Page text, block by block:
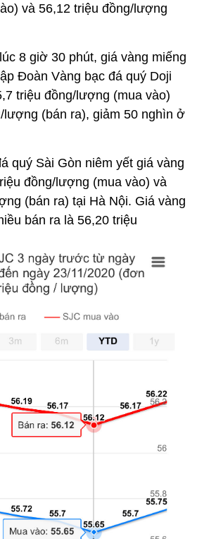
và 56,12 triệu đồng/lượng
8 giờ 30 phút, giá vàng miếng
Đoàn Vàng bạc đá quý Doji
triệu đồng/lượng (mua vào)
lượng (bán ra), giảm 50 nghìn ở
quý Sài Gòn niêm yết giá vàng
đồng/lượng (mua vào) và
(bán ra) tại Hà Nội. Giá vàng
bán ra là 56,20 triệu